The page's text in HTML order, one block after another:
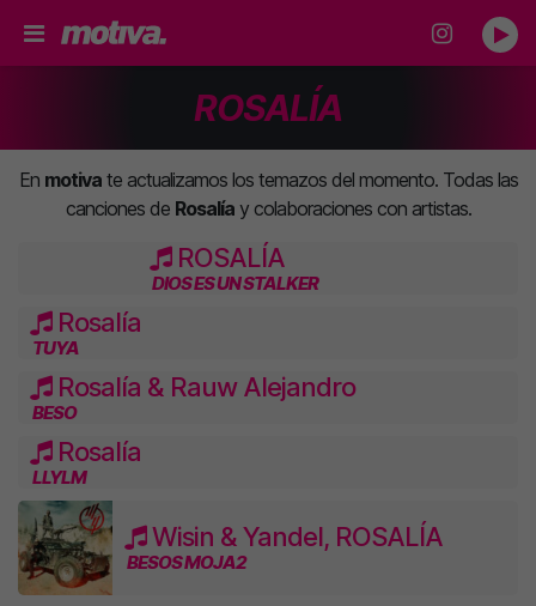
ROSALÍA
En motivate actualizamos los temazos del momento. Todas las
canciones de Rosalíay colaboraciones con artistas.
ROSALÍA
DIOS ES UN STALKER
Rosalía
TUYA
Rosalía & Rauw Alejandro
BESO
Rosalía
LLYLM
Wisin & Yandel, ROSALÍA
BESOS MOJA2